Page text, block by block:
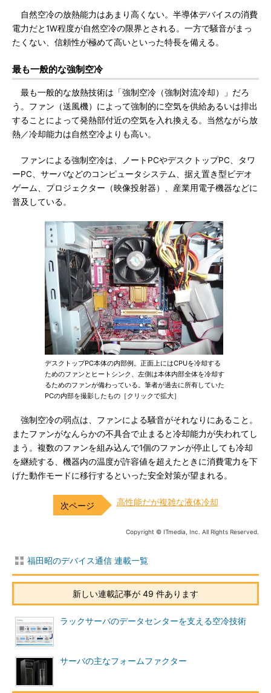
自然空冷の放熱能力はあまり高くない。半導体デバイスの消費
電力だと1W程度が自然空冷の限界とされる。一方で騒音がまっ
たくない、信頼性が極めて高いといった特長を備える。
最も一般的な強制空冷
最も一般的な放熱技術は「強制空冷（強制対流冷却）」だろ
う。ファン（送風機）によって強制的に空気を供給あるいは排出
することによって発熱部付近の空気を入れ換える。当然ながら放
熱／冷却能力は自然空冷よりも高い。
ファンによる強制空冷は、ノートPCやデスクトップPC、タワ
ーPC、サーバなどのコンピュータシステム、据え置き型ビデオ
ゲーム、プロジェクター（映像投射器）、産業用電子機器などに
普及している。
デスクトップPC本体の内部例。正面上にはCPUを冷却する
ためのファンとヒートシンク、左側は本体内部全体を冷却す
るためのファンが備わっている。筆者が過去に所有していた
PCの内部を撮影したもの［クリックで拡大］
強制空冷の弱点は、ファンによる騒音がそれなりにあること。
またファンがなんらかの不具合で止まると冷却能力が失われてし
まう。複数のファンを組み込んで1個のファンが停止しても冷却
を継続する、機器内の温度が許容値を超えたときに消費電力を下
げた動作モードに移行するといった安全対策が望まれる。
高性能だが複雑な液体冷却
Copyright © ITmedia, Inc. All Rights Reserved.
福田昭のデバイス通信 連載一覧
新しい連載記事が 49 件あります
ラックサーバのデータセンターを支える空冷技術
サーバの主なフォームファクター